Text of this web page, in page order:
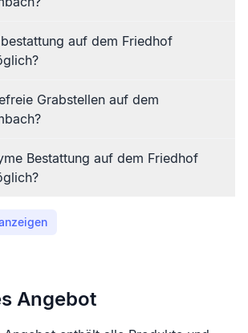
auf dem Friedhof
Grabstellen auf dem
Bestattung auf dem Friedhof
Angebot